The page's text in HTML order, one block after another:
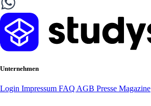
Unternehmen
Login Impressum FAQ AGB Presse Magazine